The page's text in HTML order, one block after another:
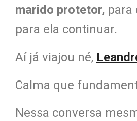
marido protetor, para
para ela continuar.
Aí já viajou né,
Calma que
Nessa conversa